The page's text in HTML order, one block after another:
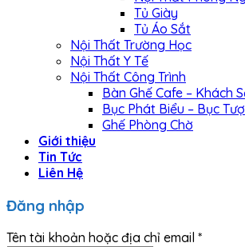
Tủ Giày
Tủ Áo Sắt
Nội Thất Trường Học
Nội Thất Y Tế
Nội Thất Công Trình
Bàn Ghế Cafe – Khách
Bục Phát Biểu – Bục
Ghế Phòng Chờ
Giới thiệu
Tin Tức
Liên Hệ
Đăng nhập
Tên tài khoản hoặc địa chỉ email *